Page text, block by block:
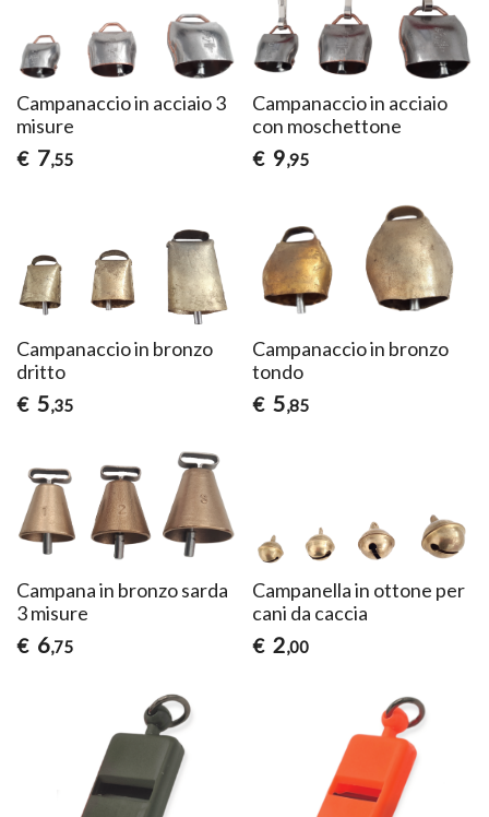
Campanaccio in acciaio 3
misure
€ 7,55
Campanaccio in acciaio
con moschettone
€ 9,95
Campanaccio in bronzo
dritto
€ 5,35
Campanaccio in bronzo
tondo
€ 5,85
Campana in bronzo sarda
3 misure
€ 6,75
Campanella in ottone per
cani da caccia
€ 2,00